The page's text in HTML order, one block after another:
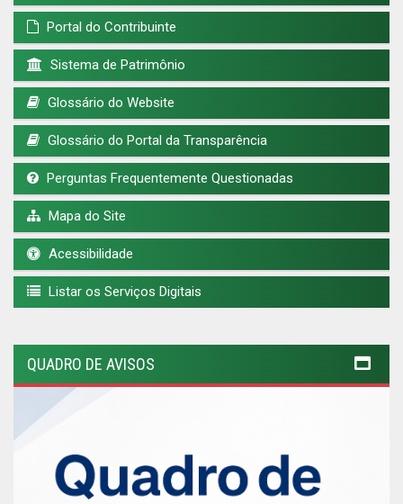
Portal do Contribuinte
Sistema de Patrimônio
Glossário do Website
Glossário do Portal da Transparência
Perguntas Frequentemente Questionadas
Mapa do Site
Acessibilidade
Listar os Serviços Digitais
QUADRO DE AVISOS